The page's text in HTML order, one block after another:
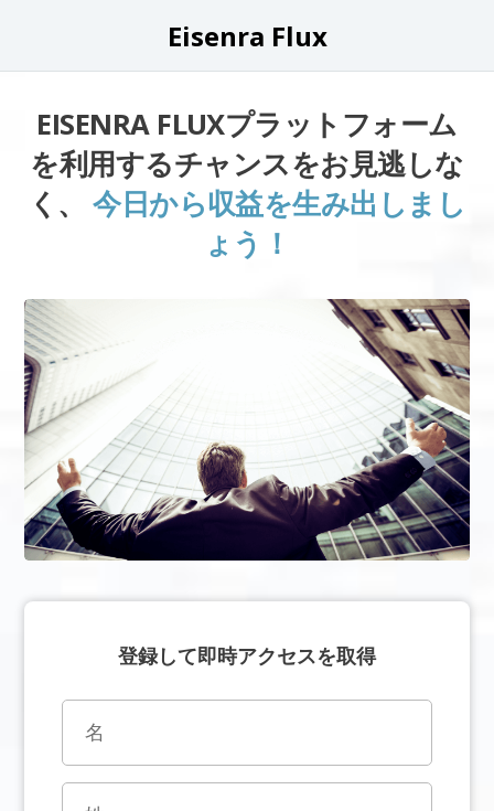
Eisenra Flux
EISENRA FLUXプラットフォーム
を利用するチャンスをお見逃しな
く、今日から収益を生み出しまし
ょう！
登録して即時アクセスを取得